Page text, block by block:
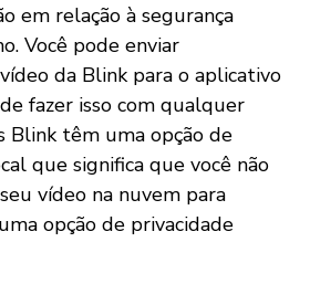
em relação à segurança
Você pode enviar
da Blink para o aplicativo
fazer isso com qualquer
Blink têm uma opção de
que significa que você não
vídeo na nuvem para
opção de privacidade